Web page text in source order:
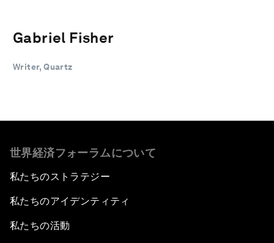
Gabriel Fisher
Writer, Quartz
世界経済フォーラムについて
私たちのストラテジー
私たちのアイデンティティ
私たちの活動